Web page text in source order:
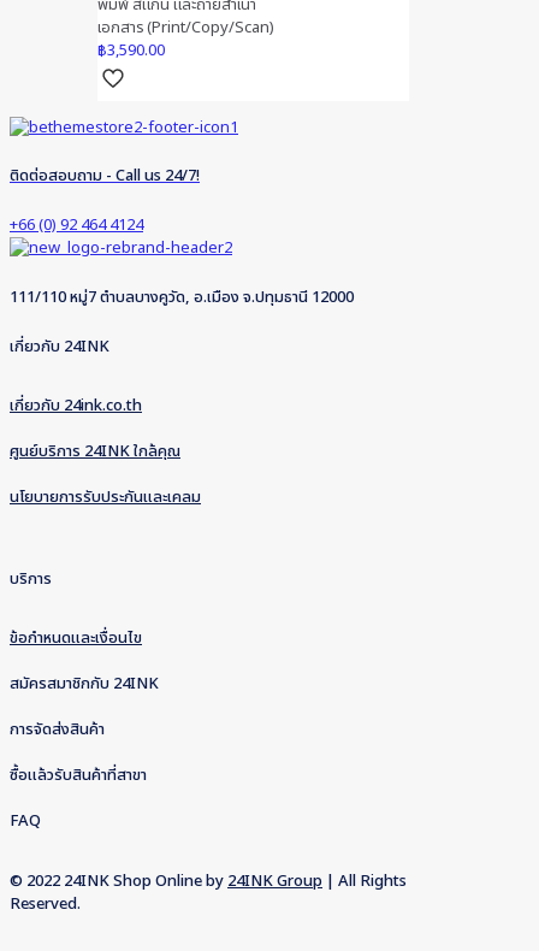
เอกสาร (Print/Copy/Scan)
฿3,590.00
ติดต่อสอบถาม - Call us 24/7!
+66 (0) 92 464 4124
111/110 หมู่7 ตำบลบางคูวัด, อ.เมือง จ.ปทุมธานี 12000
เกี่ยวกับ 24INK
เกี่ยวกับ 24ink.co.th
ศูนย์บริการ 24INK ใกล้คุณ
นโยบายการรับประกันและเคลม
บริการ
ข้อกำหนดและเงื่อนไข
สมัครสมาชิกกับ 24INK
การจัดส่งสินค้า
ซื้อแล้วรับสินค้าที่สาขา
FAQ
© 2022 24INK Shop Online by 24INK Group | All Rights
Reserved.